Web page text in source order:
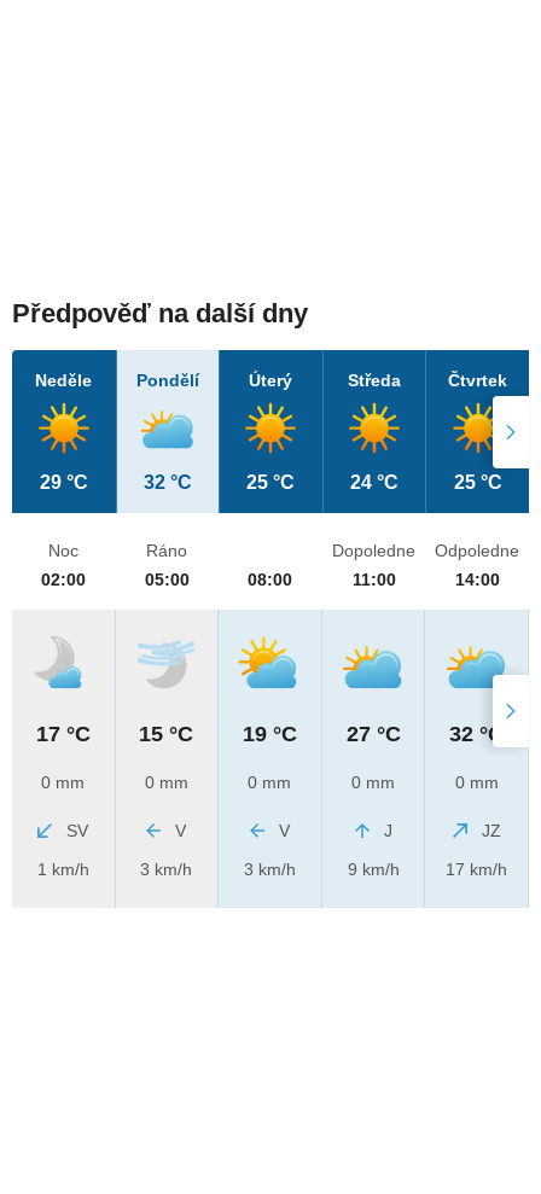
Předpověď na další dny
Neděle
29 °C
Pondělí
32 °C
Úterý
25 °C
Středa
24 °C
Čtvrtek
25 °C
Noc
02:00
17 °C
0 mm
SV
1 km/h
Ráno
05:00
15 °C
0 mm
V
3 km/h
08:00
19 °C
0 mm
V
3 km/h
Dopoledne
11:00
27 °C
0 mm
J
9 km/h
Odpoledne
14:00
32 °C
0 mm
JZ
17 km/h